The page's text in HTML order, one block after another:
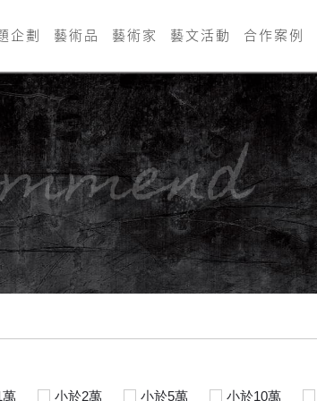
企劃 藝術品 藝術家 藝文活動 合作案例
萬 小於2萬 小於5萬 小於10萬